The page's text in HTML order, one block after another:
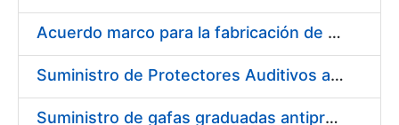
Erakutsi/Ezkutatu
Acuerdo marco para la fabricación de piezas
Suministro de Protectores Auditivos a medida para las personas trabajadoras de los Centros de Trabajo de Madrid y Burgos
Suministro de gafas graduadas antiproyecciones para los trabajadores de la FNMT-RCM en los centros de trabajo de Madrid y Burgos